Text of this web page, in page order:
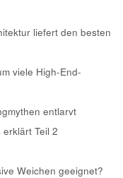
liefert den besten
viele High-End-
entlarvt
Teil 2
Weichen geeignet?